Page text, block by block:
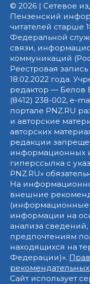
© 2026 | Сетевое
Пензенский
читателей старше
Федеральной
связи,
коммуникаций
Реестровая
18.02.2022 года.
редактор — Белов
(8412) 238-002, e-
портале PNZ.RU
и авторские
авторских
редакции
информационных
гиперссылка с
PNZ.RU»
На
внешние
(информационные
информации на
анализа
предпочтениям
находящихся на
Федерации)».
Сайт использует